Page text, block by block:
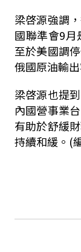
梁啓源強調
國聯準會9
至於美國調
俄國原油輸出
梁啓源也提
內國營事業
有助於舒緩
持續和緩。(